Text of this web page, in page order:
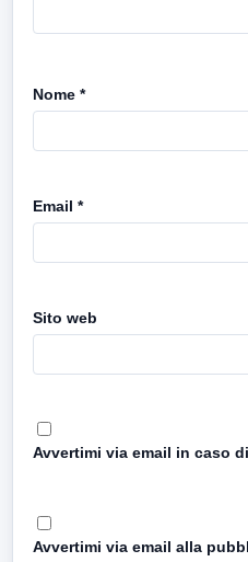
Nome *
Email *
Sito web
Avvertimi via email in caso
Avvertimi via email alla